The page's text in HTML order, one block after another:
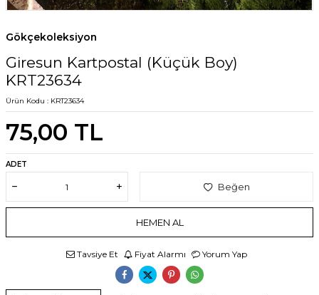
Gökçekoleksiyon
Giresun Kartpostal (Küçük Boy)
KRT23634
Ürün Kodu : KRT23634
75,00 TL
ADET
Beğen
HEMEN AL
Tavsiye Et Fiyat Alarmı Yorum Yap